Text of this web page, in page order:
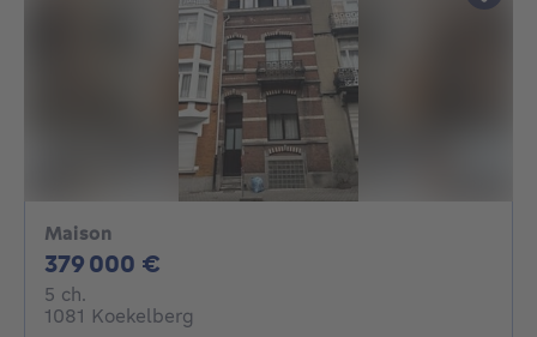
Maison
379 000 €
5 ch.
1081 Koekelberg